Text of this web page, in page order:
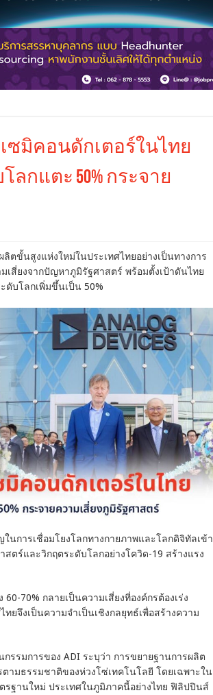
ตเซมิคอนดักเตอร์ในไทย
กแตะ 50% กระจาย
ตขั้นสูงแห่งใหม่ในประเทศไทยอย่างเป็นทางการ
เสี่ยงจากปัญหาภูมิรัฐศาสตร์ พร้อมตั้งเป้าดันไทย
ดับโลกเพิ่มขึ้นเป็น 50%
นการเชื่อมโยงโลกทางกายภาพและโลกดิจิทัลเข้า
ตร์และวิกฤตระดับโลกอย่างโควิด-19 สร้างแรง
70% กลายเป็นความเสี่ยงที่องค์กรต้องเร่ง
ยจึงเป็นความจำเป็นเชิงกลยุทธ์เพื่อสร้างความ
รรมการของ ADI ระบุว่า การขยายฐานการผลิต
ามธรรมชาติของห่วงโซ่เทคโนโลยี โดยเฉพาะใน
ฐานใหม่ ประเทศในภูมิภาคนี้อย่างไทย ฟิลิปปินส์